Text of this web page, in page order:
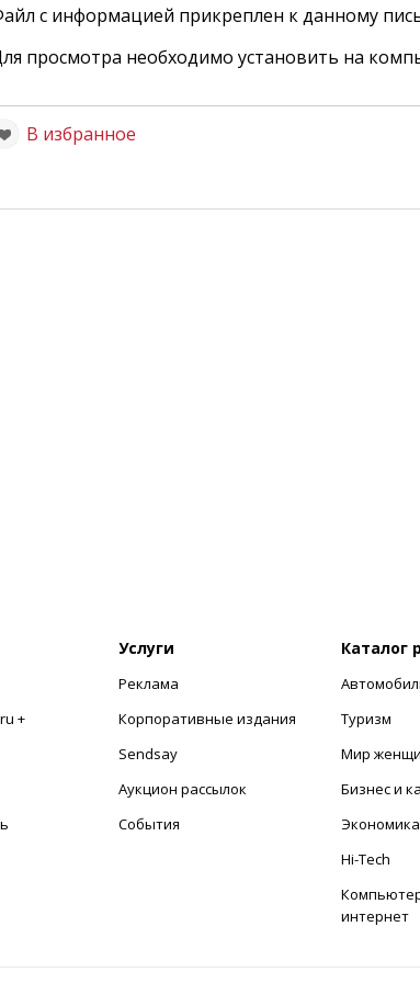
с информацией прикреплен к данному
просмотра необходимо установить на
В избранное
+
Услуги
Реклама
Корпоративные издания
Sendsay
Аукцион рассылок
События
Каталог
Туризм
Мир
Бизнес и
Hi-Tech
интернет